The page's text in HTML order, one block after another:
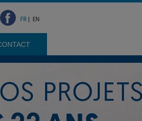
FR | EN